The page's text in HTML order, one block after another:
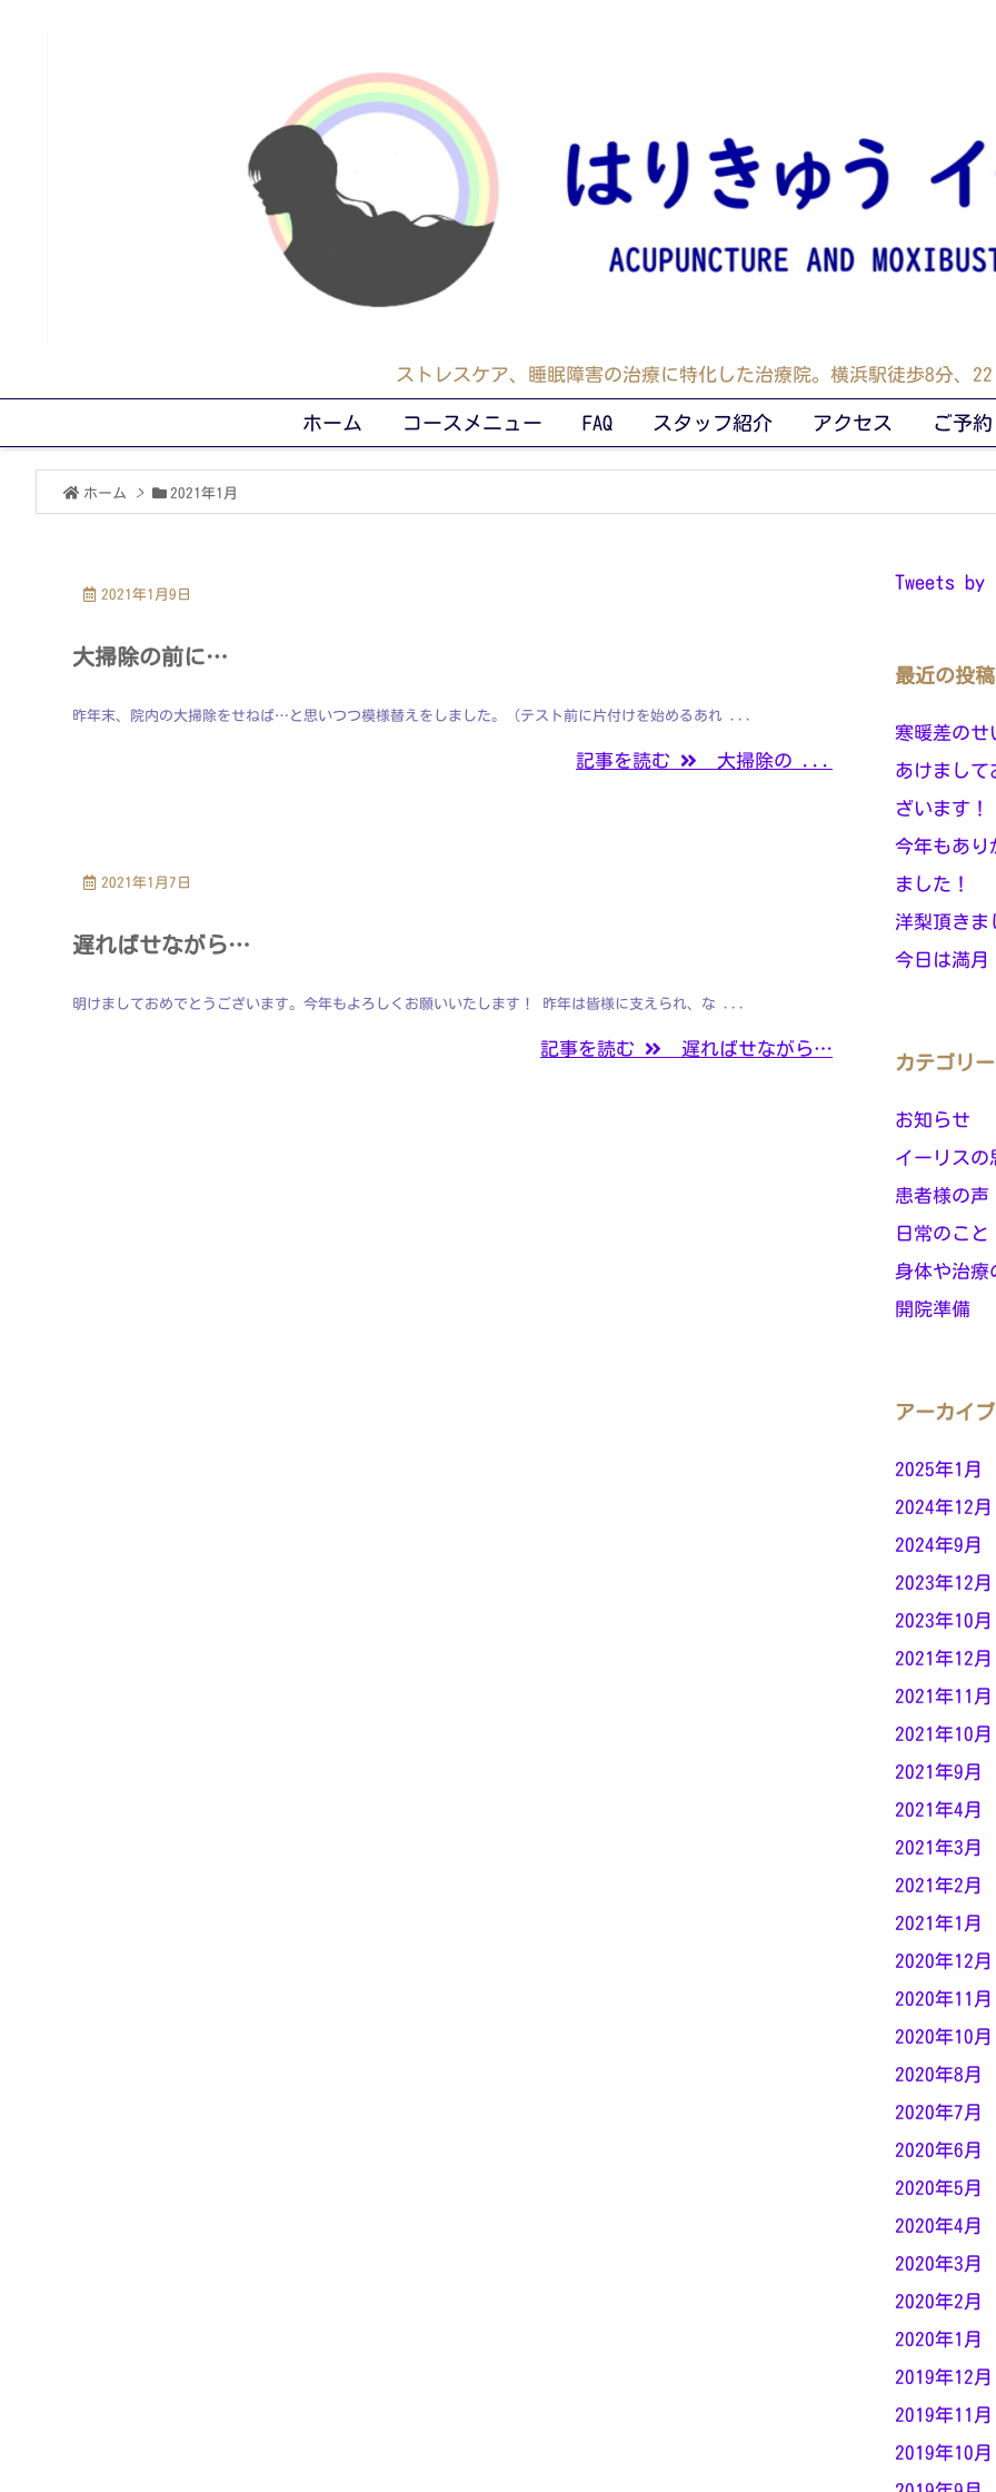
ストレスケア、睡眠障害の治療に特化した治療院。横浜駅徒歩8分、
ホーム コースメニュー FAQ スタッフ紹介 アクセス ご予
ホーム > 2021年1月
2021年1月9日
大掃除の前に…
昨年末、院内の大掃除をせねば…と思いつつ模様替えをしました。（テスト前に片付けを始めるあれ ...
記事を読む 大掃除の ...
2021年1月7日
遅ればせながら…
明けましておめでとうございます。今年もよろしくお願いいたします！ 昨年は皆様に支えられ、な ...
記事を読む 遅ればせながら…
Tweets
最近の投稿
寒暖差のせ
あけまして
ざいます！
今年もあり
ました！
洋梨頂きま
今日は満月
カテゴリー
お知らせ
イーリスの
患者様の声
日常のこと
身体や治療
開院準備
アーカイブ
2025年1月
2024年12月
2024年9月
2023年12月
2023年10月
2021年12月
2021年11月
2021年10月
2021年9月
2021年4月
2021年3月
2021年2月
2021年1月
2020年12月
2020年11月
2020年10月
2020年8月
2020年7月
2020年6月
2020年5月
2020年4月
2020年3月
2020年2月
2020年1月
2019年12月
2019年11月
2019年10月